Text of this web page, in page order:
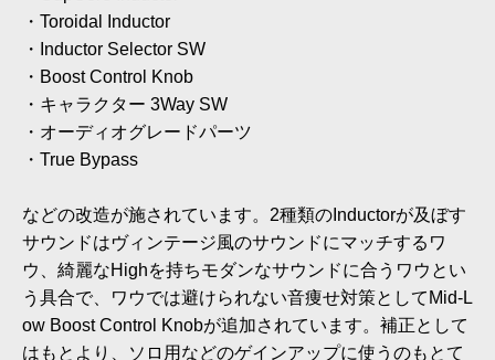
・Toroidal Inductor
・Inductor Selector SW
・Boost Control Knob
・キャラクター 3Way SW
・オーディオグレードパーツ
・True Bypass
などの改造が施されています。2種類のInductorが及ぼす
サウンドはヴィンテージ風のサウンドにマッチするワ
ウ、綺麗なHighを持ちモダンなサウンドに合うワウとい
う具合で、ワウでは避けられない音痩せ対策としてMid-L
ow Boost Control Knobが追加されています。補正として
はもとより、ソロ用などのゲインアップに使うのもとて